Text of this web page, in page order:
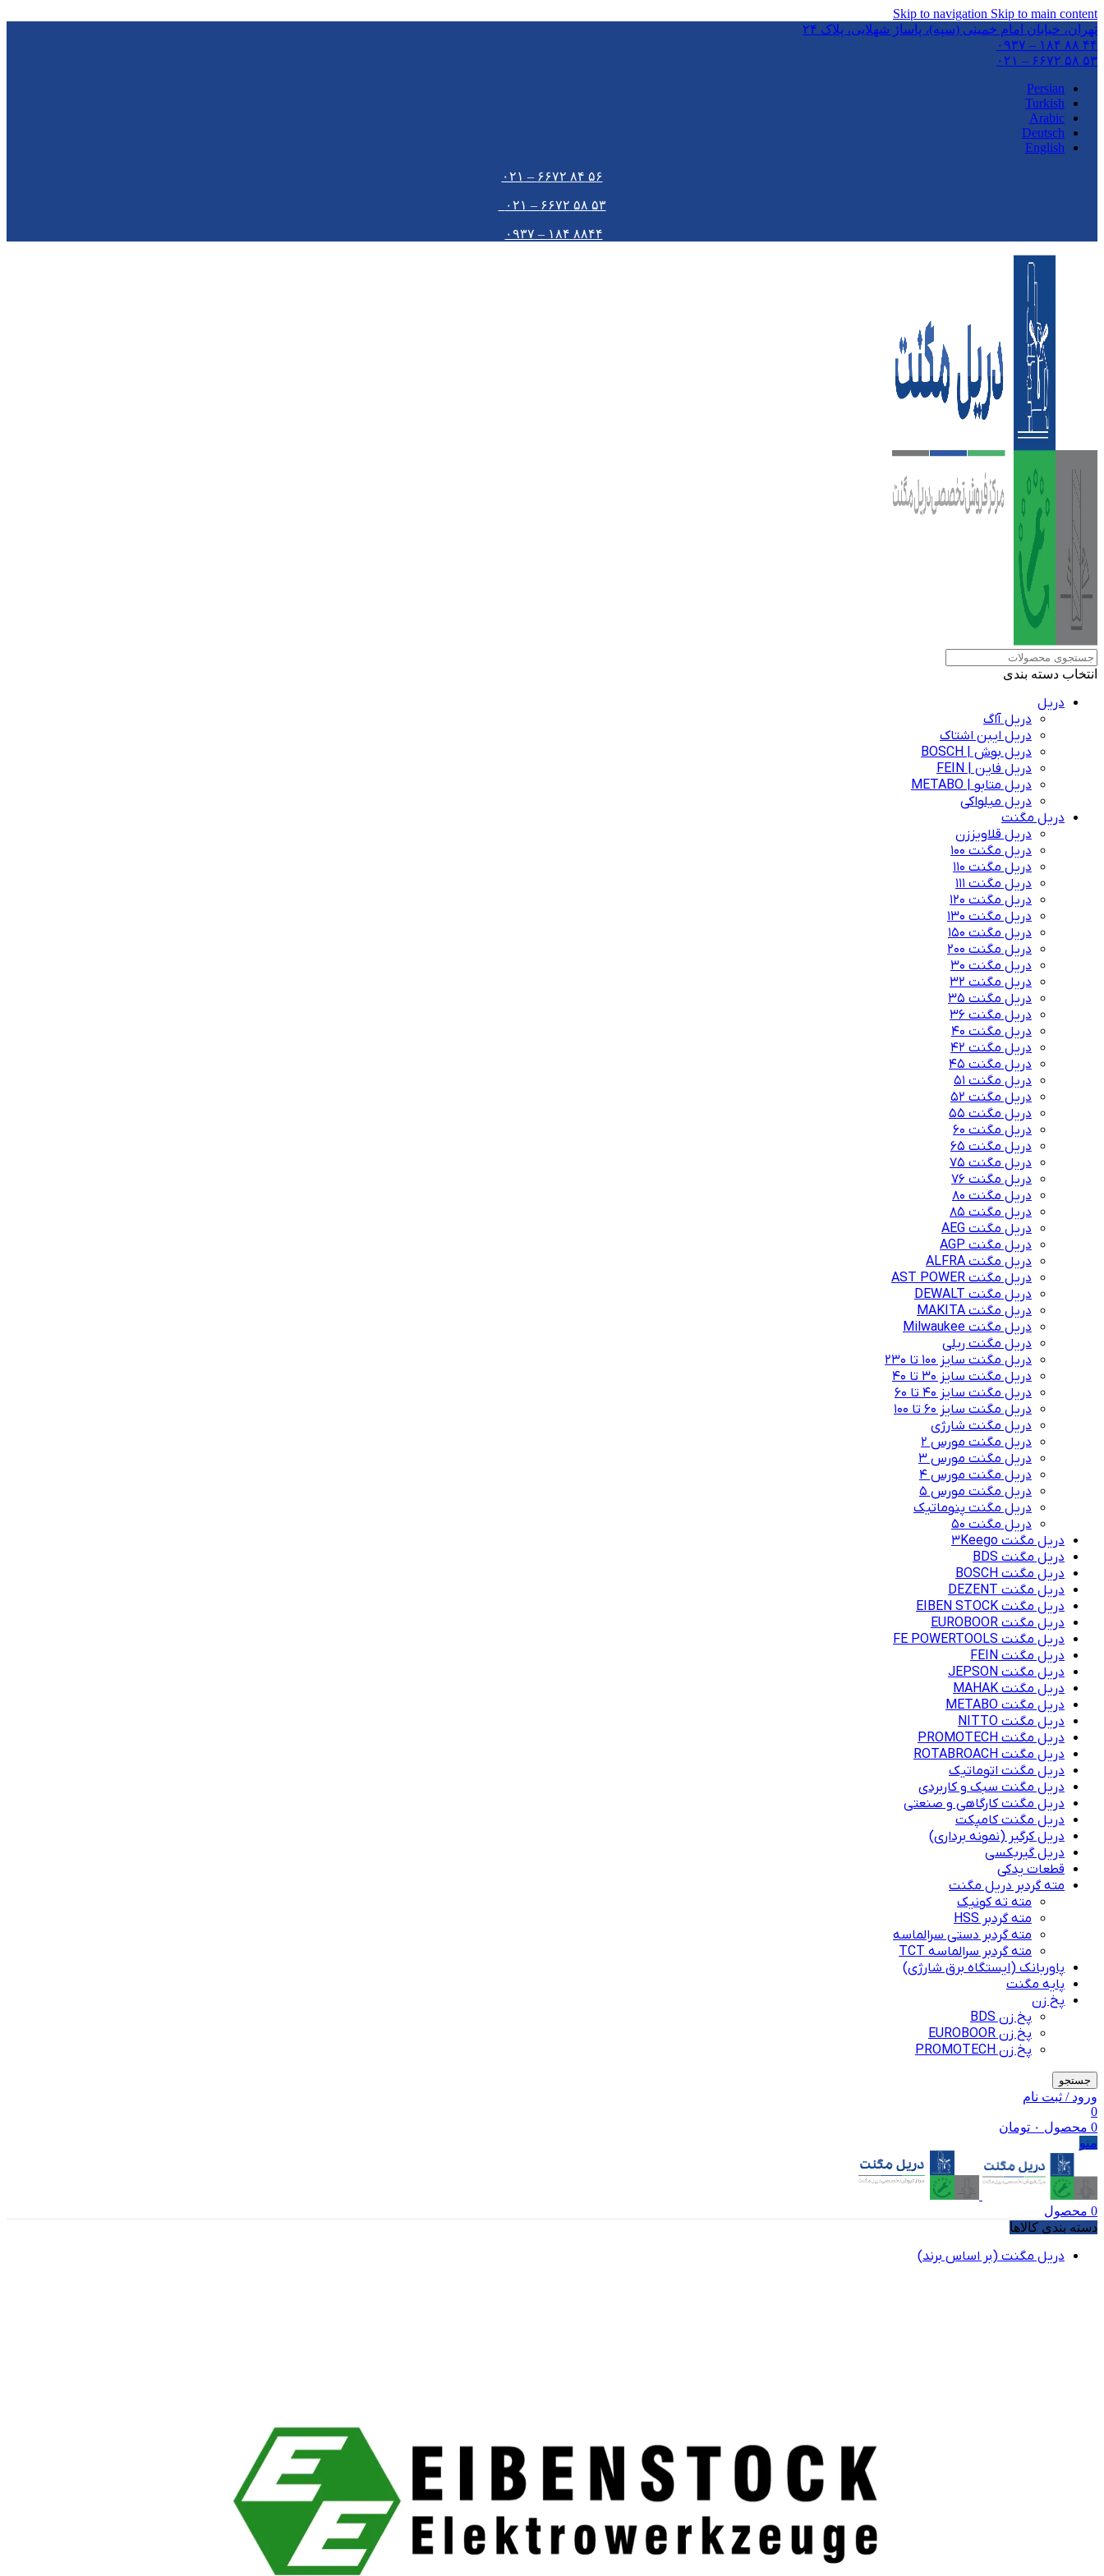
Skip to navigation Skip to main content
تهران،‌ خیابان امام خمینی (سپه)، پاساژ شهلایی، پلاک ۲۴
۴۴ ۸۸ ۱۸۴ – ۰۹۳۷
۵۳ ۵۸ ۶۶۷۲ – ۰۲۱
Persian
Turkish
Arabic
Deutsch
English
۵۶ ۸۴ ۶۶۷۲ – ۰۲۱
۵۳ ۵۸ ۶۶۷۲ – ۰۲۱
۸۸۴۴ ۱۸۴ – ۰۹۳۷
انتخاب دسته بندی
دریل
دریل آاگ
دریل ایبن اشتاک
دریل بوش | BOSCH
دریل فاین | FEIN
دریل متابو | METABO
دریل میلواکی
دریل مگنت
دریل قلاویززن
دریل مگنت 100
دریل مگنت 110
دریل مگنت 111
دریل مگنت 120
دریل مگنت 130
دریل مگنت 150
دریل مگنت 200
دریل مگنت 30
دریل مگنت 32
دریل مگنت 35
دریل مگنت 36
دریل مگنت 40
دریل مگنت 42
دریل مگنت 45
دریل مگنت 51
دریل مگنت 52
دریل مگنت 55
دریل مگنت 60
دریل مگنت 65
دریل مگنت 75
دریل مگنت 76
دریل مگنت 80
دریل مگنت 85
دریل مگنت AEG
دریل مگنت AGP
دریل مگنت ALFRA
دریل مگنت AST POWER
دریل مگنت DEWALT
دریل مگنت MAKITA
دریل مگنت Milwaukee
دریل مگنت ریلی
دریل مگنت سایز 100 تا 230
دریل مگنت سایز 30 تا 40
دریل مگنت سایز 40 تا 60
دریل مگنت سایز 60 تا 100
دریل مگنت شارژی
دریل مگنت مورس 2
دریل مگنت مورس 3
دریل مگنت مورس 4
دریل مگنت مورس 5
دریل مگنت پنوماتیک
دریل مگنت ۵۰
دریل مگنت 3Keego
دریل مگنت BDS
دریل مگنت BOSCH
دریل مگنت DEZENT
دریل مگنت EIBEN STOCK
دریل مگنت EUROBOOR
دریل مگنت FE POWERTOOLS
دریل مگنت FEIN
دریل مگنت JEPSON
دریل مگنت MAHAK
دریل مگنت METABO
دریل مگنت NITTO
دریل مگنت PROMOTECH
دریل مگنت ROTABROACH
دریل مگنت اتوماتیک
دریل مگنت سبک و کاربردی
دریل مگنت کارگاهی و صنعتی
دریل مگنت کامپکت
دریل کرگیر (نمونه برداری)
دریل گیربکسی
قطعات یدکی
مته گردبر دریل مگنت
مته ته کونیک
مته گردبر HSS
مته گردبر دستی سرالماسه
مته گردبر سرالماسه TCT
پاوربانک (ایستگاه برق شارژی)
پایه مگنت
پخ زن
پخ زن BDS
پخ زن EUROBOOR
پخ زن PROMOTECH
جستجو
ورود / ثبت نام
0
0 محصول ۰ تومان
منو
0 محصول
دسته بندی کالاها
دریل مگنت (بر اساس برند)